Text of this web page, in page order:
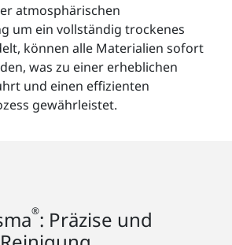
atmosphärischen
um ein vollständig trockenes
können alle Materialien sofort
was zu einer erheblichen
und einen effizienten
gewährleistet.
®: Präzise und